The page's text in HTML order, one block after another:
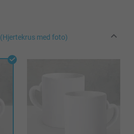
(Hjertekrus med foto)